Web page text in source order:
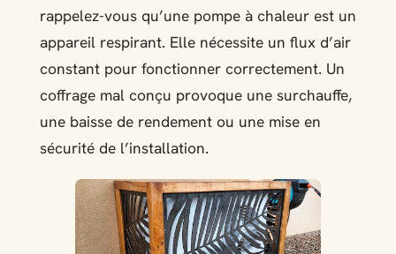
rappelez-vous qu’une pompe à chaleur est un
appareil respirant. Elle nécessite un flux d’air
constant pour fonctionner correctement. Un
coffrage mal conçu provoque une surchauffe,
une baisse de rendement ou une mise en
sécurité de l’installation.